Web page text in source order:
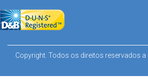
Copyright. Todos os direitos reservados a